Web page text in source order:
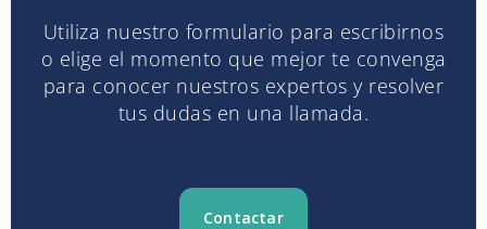
Utiliza nuestro formulario para escribirnos
o elige el momento que mejor te convenga
para conocer nuestros expertos y resolver
tus dudas en una llamada.
Contactar